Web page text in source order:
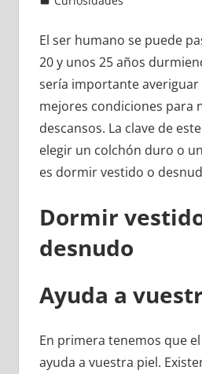
El ser humano se puede
20 y unos 25 años
sería importante averiguar
mejores condiciones para
descansos. La clave de
elegir un colchón duro o
es dormir vestido o
Dormir
desnudo
Ayuda a
En primera tenemos que el
ayuda a vuestra piel.